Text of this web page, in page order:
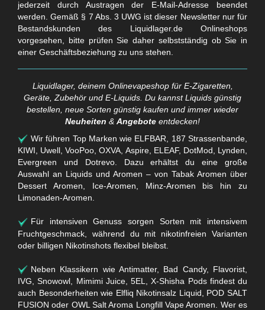
jederzeit durch Austragen der E-Mail-Adresse beendet
werden. Gemäß § 7 Abs. 3 UWG ist dieser Newsletter nur für
Bestandskunden des Liquidlager.de Onlineshops
vorgesehen, bitte prüfen Sie daher selbstständig ob Sie in
einer Geschäftsbeziehung zu uns stehen.
Liquidlager, deinem Onlinevapeshop für E-Zigaretten,
Geräte, Zubehör und E-Liquids. Du kannst Liquids günstig
bestellen, neue Sorten günstig kaufen und immer wieder
Neuheiten & Angebote entdecken!
Wir führen Top Marken wie ELFBAR, 187 Strassenbande,
KIWI, Uwell, VooPoo, OXVA, Aspire, ELEAF, DotMod, Lynden,
Evergreen und Dotrevo. Dazu erhältst du eine große
Auswahl an Liquids und Aromen – von Tabak Aromen über
Dessert Aromen, Ice-Aromen, Minz-Aromen bis hin zu
Limonaden-Aromen.
Für intensiven Genuss sorgen Sorten mit intensivem
Fruchtgeschmack, während du mit nikotinfreien Varianten
oder billigen Nikotinshots flexibel bleibst.
Neben Klassikern wie Antimatter, Bad Candy, Flavorist,
IVG, Snowowl, Mimimi Juice, 5EL, X-Shisha Pods findest du
auch Besonderheiten wie Elfliq Nikotinsalz Liquid, POD SALT
FUSION oder OWL Salt Aroma Longfill Vape Aromen. Wer es